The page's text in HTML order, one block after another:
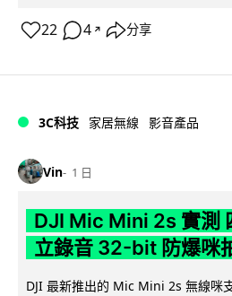
22 4 ↗ 分享
3C科技 家居無線 影音產品
Vin 1 日
DJI Mic Mini 2s 實測
立錄音 32-bit 防爆咪
DJI 最新推出的 Mic Mini 2s 無線咪